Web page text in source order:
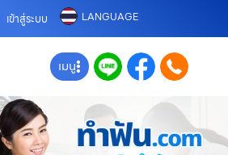
เข้าสู่ระบบ LANGUAGE
เมนู